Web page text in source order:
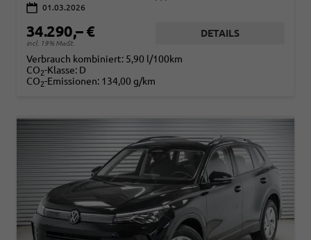
01.03.2026
34.290,– €
incl. 19% MwSt.
DETAILS
Verbrauch kombiniert: 5,90 l/100km
CO2-Klasse: D
CO2-Emissionen: 134,00 g/km